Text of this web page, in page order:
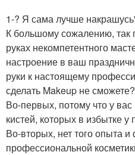
1-? Я сама лучше
К большому сожалению, так
руках некомпетентного
настроение в ваш
руки к настоящему
сделать Makeup не сможете?
Во-первых, потому что у вас
кистей, которых в избытке у
Во-вторых, нет того опыта
профессиональной